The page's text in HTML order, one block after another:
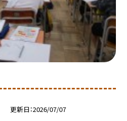
更新日 2026/07/07